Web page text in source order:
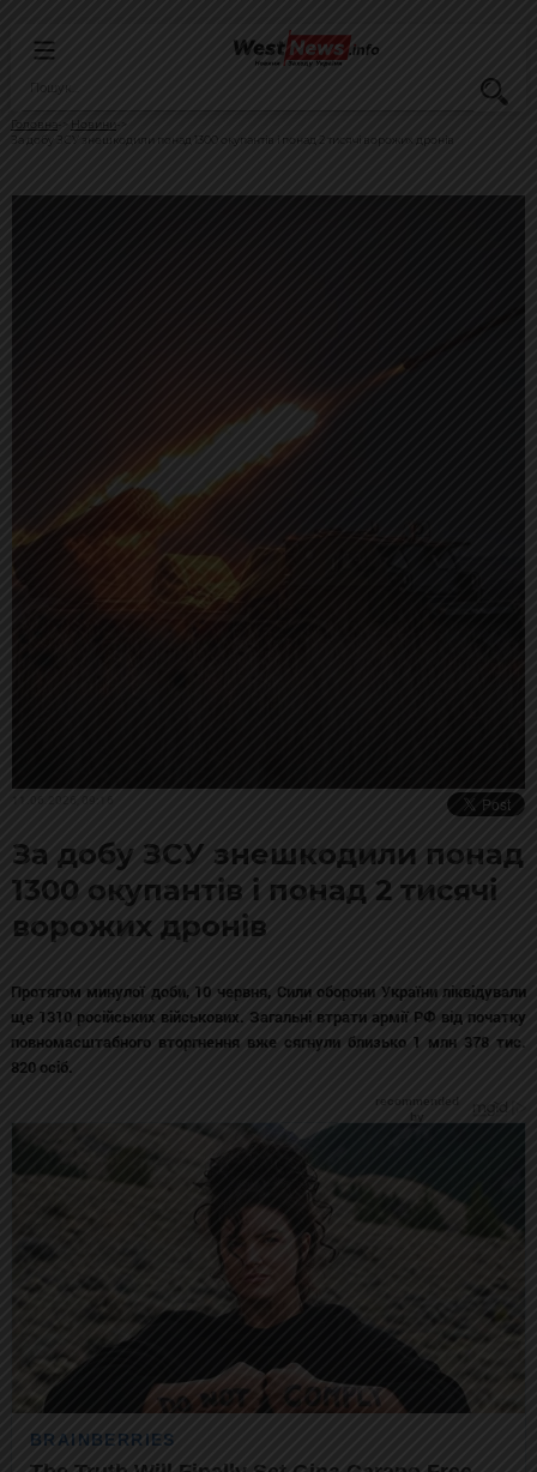
Головна
Новини
За добу ЗСУ знешкодили понад 1300 окупантів і понад 2 тисячі ворожих дронів
За добу ЗСУ знешкодили понад
1300 окупантів і понад 2 тисячі
ворожих дронів
Протягом минулої доби, 10 червня, Сили оборони України ліквідували
ще 1310 російських військових. Загальні втрати армії РФ від початку
повномасштабного вторгнення вже сягнули близько 1 млн 378 тис.
820 осіб.